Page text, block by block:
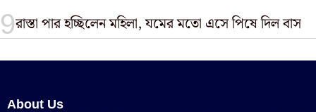
রাস্তা পার হচ্ছিলেন মহিলা, যমের মতো এসে পিষে দিল বাস
About Us